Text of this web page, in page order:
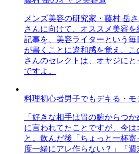
メンズ美容の研究家・藤村 岳
さんに向けて、オススメ美容
記事を、美容ライターという
が書くことに違和感を覚え、
さんのセレクトは、オヤジに
ですよ。
料理初心者男子でもデキる・
「好きな相手は胃の腑からつ
に言われてたことですが、今は
と。飲んだ後「ちょっと一杯
度一緒にアレ作らない？」「